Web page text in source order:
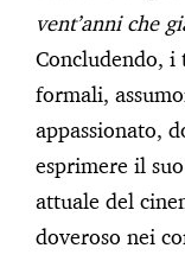
vent’anni che
Concludendo, i
formali,
appassionato,
esprimere il
attuale del
doveroso nei